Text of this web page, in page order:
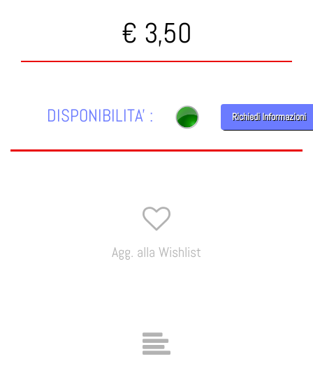
€ 3,50
DISPONIBILITA' : Richiedi Informazioni
Agg. alla Wishlist